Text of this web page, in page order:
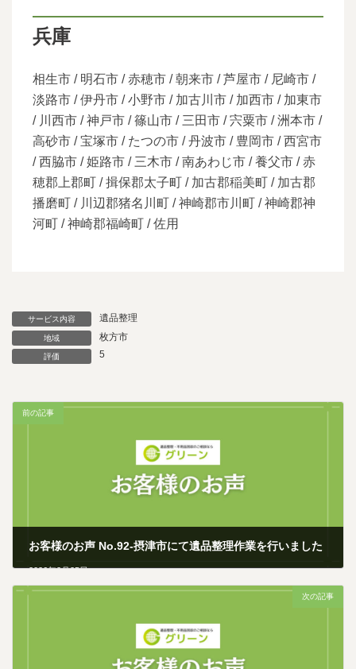
兵庫
相生市 / 明石市 / 赤穂市 / 朝来市 / 芦屋市 / 尼崎市 /
淡路市 / 伊丹市 / 小野市 / 加古川市 / 加西市 / 加東市
/ 川西市 / 神戸市 / 篠山市 / 三田市 / 宍粟市 / 洲本市 /
高砂市 / 宝塚市 / たつの市 / 丹波市 / 豊岡市 / 西宮市
/ 西脇市 / 姫路市 / 三木市 / 南あわじ市 / 養父市 / 赤
穂郡上郡町 / 揖保郡太子町 / 加古郡稲美町 / 加古郡
播磨町 / 川辺郡猪名川町 / 神崎郡市川町 / 神崎郡神
河町 / 神崎郡福崎町 / 佐用
サービス内容 遺品整理
地域 枚方市
評価 5
前の記事
お客様のお声 No.92-摂津市にて遺品整理作業を行いました
2026年2月25日
次の記事